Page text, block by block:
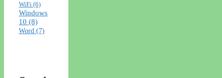
WiFi (6)
Windows
10 (8)
Word (7)